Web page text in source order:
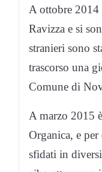
A ottobre 2014
Ravizza e si
stranieri sono
trascorso una
Comune di
A marzo 2015
Organica, e
sfidati in